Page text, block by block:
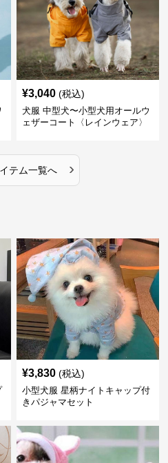
¥3,040 (税込)
犬服 中型犬〜小型犬用オールウ
ェザーコート〈レインウェア〉
テム一覧へ ›
¥3,830 (税込)
小型犬服 星柄ナイトキャップ付
きパジャマセット